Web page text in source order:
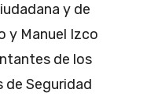
y de
y Manuel Izco
de los
de Seguridad